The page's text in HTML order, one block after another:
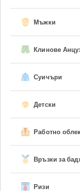
Мъжки
Клинове
Суичъри
Детски
Работно
Връзки за
Ризи